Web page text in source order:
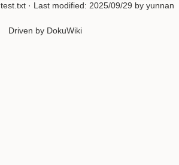
test.txt · Last modified: 2025/09/29 by yunnan
Driven by DokuWiki